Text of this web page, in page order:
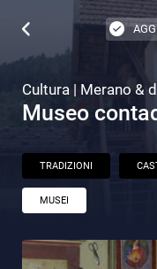
Cultura | Merano &
Museo
TRADIZIONI
MUSEI